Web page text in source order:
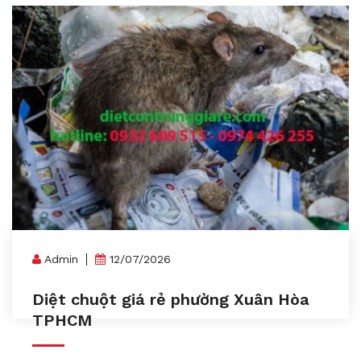
Admin 12/07/2026
Diệt chuột giá rẻ phường Xuân Hòa
TPHCM